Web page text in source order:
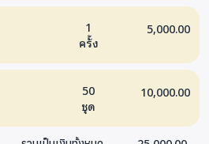
1
ครั้ง
5,000.00
50
ชุด
10,000.00